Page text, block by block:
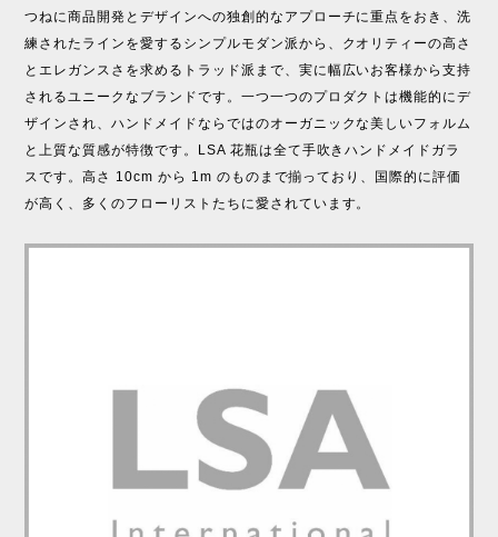
つねに商品開発とデザインへの独創的なアプローチに重点をおき、洗
練されたラインを愛するシンプルモダン派から、クオリティーの高さ
とエレガンスさを求めるトラッド派まで、実に幅広いお客様から支持
されるユニークなブランドです。一つ一つのプロダクトは機能的にデ
ザインされ、ハンドメイドならではのオーガニックな美しいフォルム
と上質な質感が特徴です。LSA 花瓶は全て手吹きハンドメイドガラ
スです。高さ 10cm から 1m のものまで揃っており、国際的に評価
が高く、多くのフローリストたちに愛されています。